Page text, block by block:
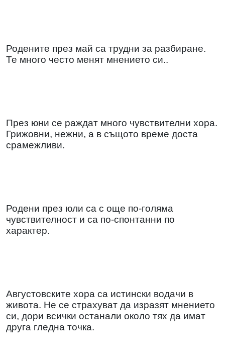
Родените през май са трудни за разбиране.
Те много често менят мнението си..
През юни се раждат много чувствителни хора.
Грижовни, нежни, а в същото време доста
срамежливи.
Родени през юли са с още по-голяма
чувствителност и са по-спонтанни по
характер.
Августовските хора са истински водачи в
живота. Не се страхуват да изразят мнението
си, дори всички останали около тях да имат
друга гледна точка.